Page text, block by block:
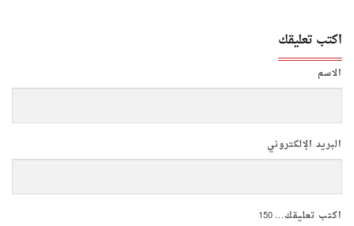
اكتب تعليقك
الاسم
البريد الإلكتروني
اكتب تعليقك...150